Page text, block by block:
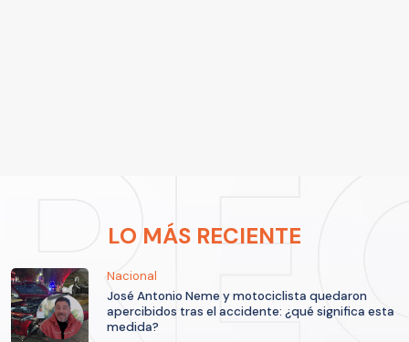
LO MÁS RECIENTE
Nacional
José Antonio Neme y motociclista quedaron
apercibidos tras el accidente: ¿qué significa esta
medida?